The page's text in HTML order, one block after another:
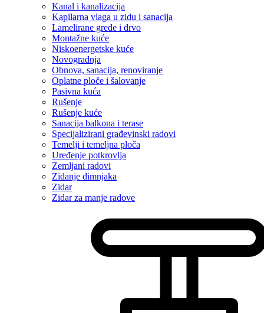
Kanal i kanalizacija
Kapilarna vlaga u zidu i sanacija
Lamelirane grede i drvo
Montažne kuće
Niskoenergetske kuće
Novogradnja
Obnova, sanacija, renoviranje
Oplatne ploče i šalovanje
Pasivna kuća
Rušenje
Rušenje kuće
Sanacija balkona i terase
Specijalizirani građevinski radovi
Temelji i temeljna ploča
Uređenje potkrovlja
Zemljani radovi
Zidanje dimnjaka
Zidar
Zidar za manje radove